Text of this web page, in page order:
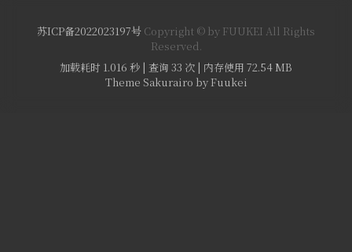
苏ICP备2022023197号 Copyright © by FUUKEI All Rights
Reserved.
加载耗时 1.016 秒 | 查询 33 次 | 内存使用 72.54 MB
Theme Sakurairo by Fuukei